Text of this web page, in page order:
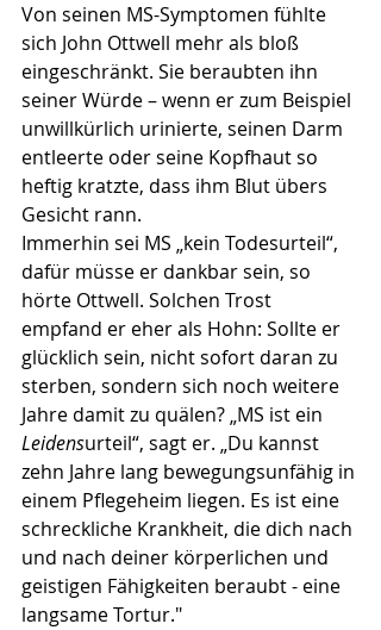
Von seinen MS-Symptomen fühlte
sich John Ottwell mehr als bloß
eingeschränkt. Sie beraubten ihn
seiner Würde – wenn er zum Beispiel
unwillkürlich urinierte, seinen Darm
entleerte oder seine Kopfhaut so
heftig kratzte, dass ihm Blut übers
Gesicht rann.
Immerhin sei MS „kein Todesurteil“,
dafür müsse er dankbar sein, so
hörte Ottwell. Solchen Trost
empfand er eher als Hohn: Sollte er
glücklich sein, nicht sofort daran zu
sterben, sondern sich noch weitere
Jahre damit zu quälen? „MS ist ein
Leidensurteil“, sagt er. „Du kannst
zehn Jahre lang bewegungsunfähig in
einem Pflegeheim liegen. Es ist eine
schreckliche Krankheit, die dich nach
und nach deiner körperlichen und
geistigen Fähigkeiten beraubt - eine
langsame Tortur."